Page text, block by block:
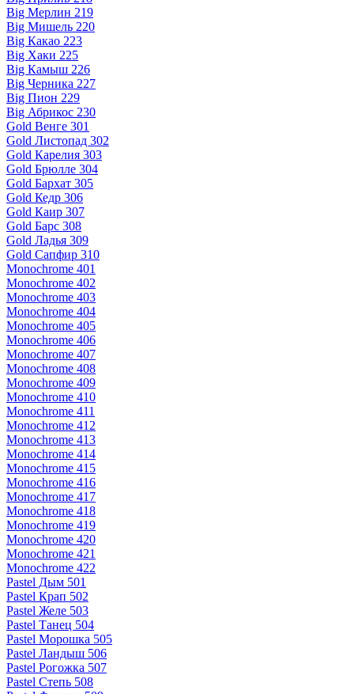
Big Мерлин 219
Big Мишель 220
Big Какао 223
Big Хаки 225
Big Камыш 226
Big Черника 227
Big Пион 229
Big Абрикос 230
Gold Венге 301
Gold Листопад 302
Gold Карелия 303
Gold Брюлле 304
Gold Бархат 305
Gold Кедр 306
Gold Каир 307
Gold Барс 308
Gold Ладья 309
Gold Сапфир 310
Monochrome 401
Monochrome 402
Monochrome 403
Monochrome 404
Monochrome 405
Monochrome 406
Monochrome 407
Monochrome 408
Monochrome 409
Monochrome 410
Monochrome 411
Monochrome 412
Monochrome 413
Monochrome 414
Monochrome 415
Monochrome 416
Monochrome 417
Monochrome 418
Monochrome 419
Monochrome 420
Monochrome 421
Monochrome 422
Pastel Дым 501
Pastel Крап 502
Pastel Желе 503
Pastel Танец 504
Pastel Морошка 505
Pastel Ландыш 506
Pastel Рогожка 507
Pastel Степь 508